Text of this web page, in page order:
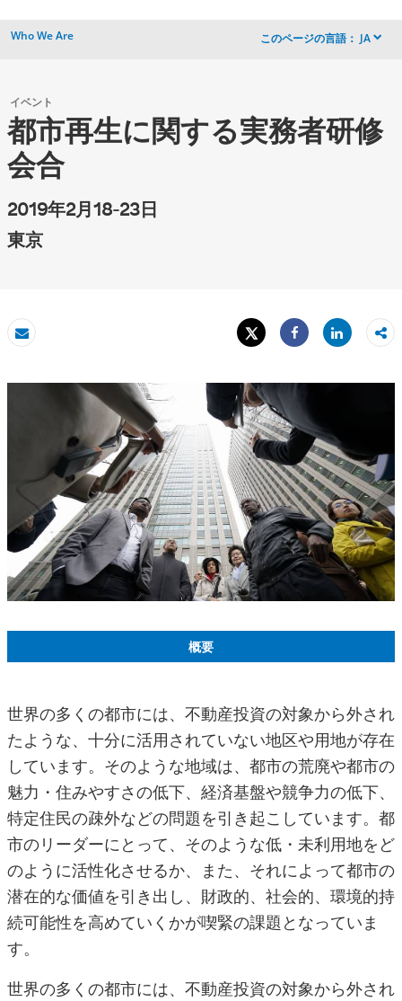
Who We Are このページの言語： JA dropdown
イベント
都市再生に関する実務者研修
会合
2019年2月18-23日
東京
Eメール
Tweet
Share
Share
概要
世界の多くの都市には、不動産投資の対象から外され
たような、十分に活用されていない地区や用地が存在
しています。そのような地域は、都市の荒廃や都市の
魅力・住みやすさの低下、経済基盤や競争力の低下、
特定住民の疎外などの問題を引き起こしています。都
市のリーダーにとって、そのような低・未利用地をど
のように活性化させるか、また、それによって都市の
潜在的な価値を引き出し、財政的、社会的、環境的持
続可能性を高めていくかが喫緊の課題となっていま
す。
世界の多くの都市には、不動産投資の対象から外され